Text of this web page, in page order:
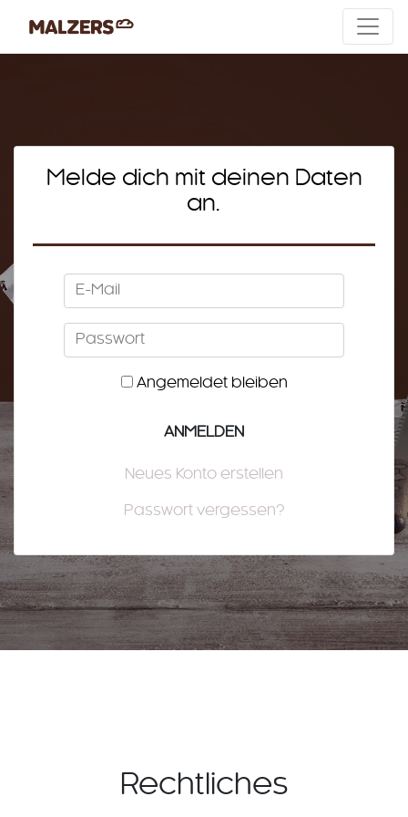
Melde dich mit deinen Daten
an.
E-Mail
Passwort
Angemeldet bleiben
Neues Konto erstellen
Passwort vergessen?
Rechtliches